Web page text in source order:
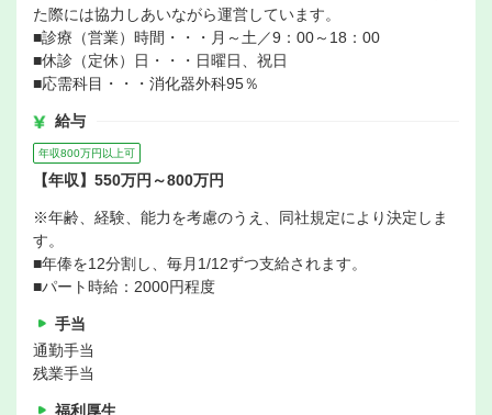
た際には協力しあいながら運営しています。
■診療（営業）時間・・・月～土／9：00～18：00
■休診（定休）日・・・日曜日、祝日
■応需科目・・・消化器外科95％
給与
年収800万円以上可
【年収】550万円～800万円
※年齢、経験、能力を考慮のうえ、同社規定により決定しま
す。
■年俸を12分割し、毎月1/12ずつ支給されます。
■パート時給：2000円程度
手当
通勤手当
残業手当
福利厚生